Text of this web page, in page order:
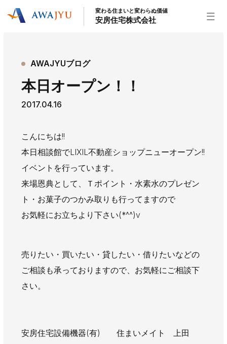
リフォーム事業 外装事業
不動産事業
安房住宅について
社長挨拶 企業情報
スタッフ紹介
お知らせ
社長ブログ イベント
大型工事施工事例
採用情報
変わる住まいと変わらぬ価値
安房住宅株式会社
AWAJYUブログ
本日オープン！！
2017.04.16
こんにちは!!
本日相談館でLIXIL不動産ショップニューオープン!!
イベントを行っています。
来場恩典として、Ｔポイント・水素水のプレゼン
ト・お菓子のつかみ取りも行ってますので
お気軽にお立ちより下さい(*^^)v
売りたい・買いたい・貸したい・借りたいなどの
ご相談も承っておりますので、お気軽にご相談下
さい。
安房住宅設備機器(有) 住まいメイト 上田